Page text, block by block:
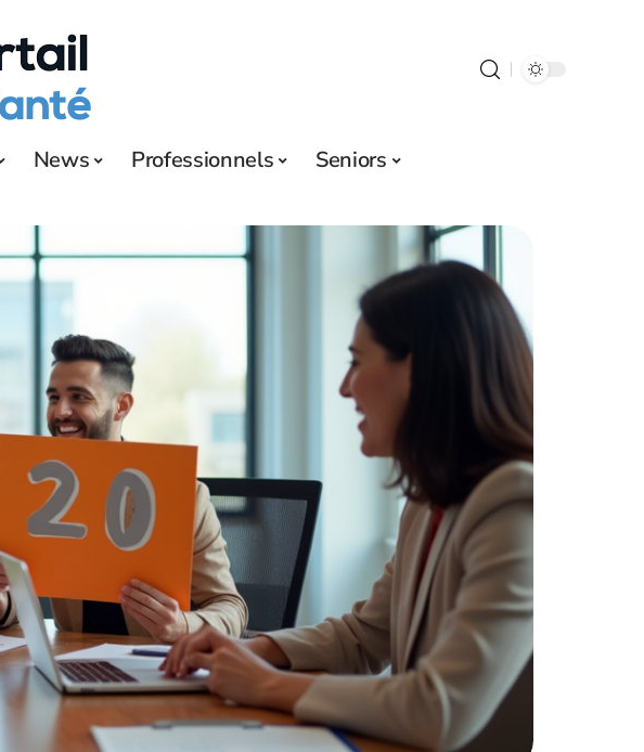
News Professionnels Seniors